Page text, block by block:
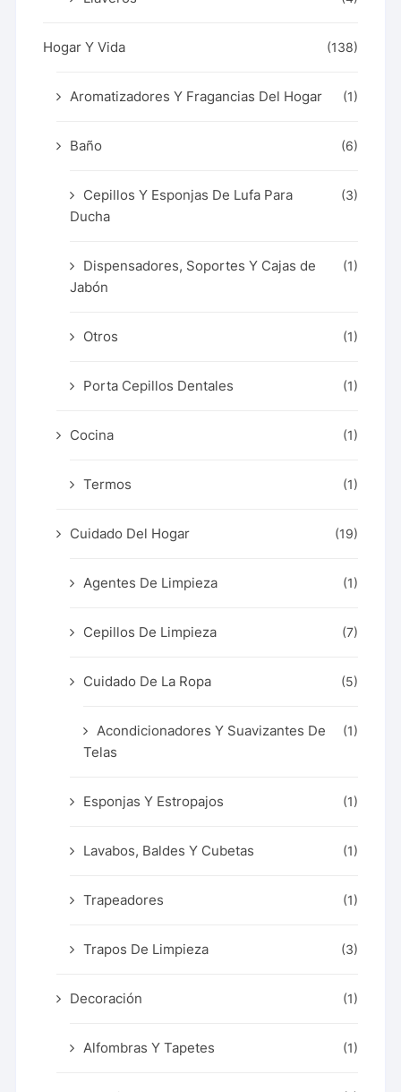
Hogar Y Vida (138)
Aromatizadores Y Fragancias Del Hogar (1)
Baño (6)
Cepillos Y Esponjas De Lufa Para
Ducha
(3)
Dispensadores, Soportes Y Cajas de
Jabón
(1)
Otros (1)
Porta Cepillos Dentales (1)
Cocina (1)
Termos (1)
Cuidado Del Hogar (19)
Agentes De Limpieza (1)
Cepillos De Limpieza (7)
Cuidado De La Ropa (5)
Acondicionadores Y Suavizantes De
Telas
(1)
Esponjas Y Estropajos (1)
Lavabos, Baldes Y Cubetas (1)
Trapeadores (1)
Trapos De Limpieza (3)
Decoración (1)
Alfombras Y Tapetes (1)